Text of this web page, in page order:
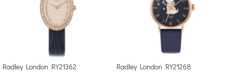
Radley London RY21362 Radley London RY21268